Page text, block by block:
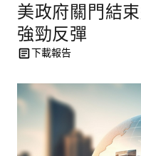
美政府關門結
強勁反彈
下載報告